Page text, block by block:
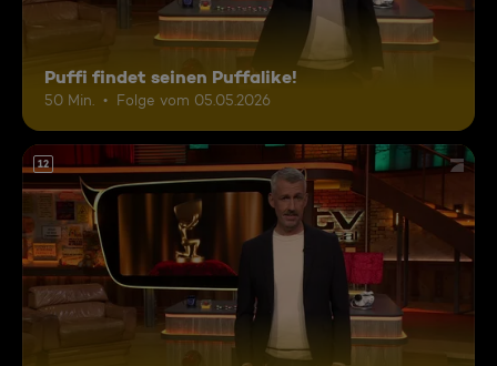
Puffi findet seinen Puffalike!
50 Min. Folge vom 05.05.2026
12